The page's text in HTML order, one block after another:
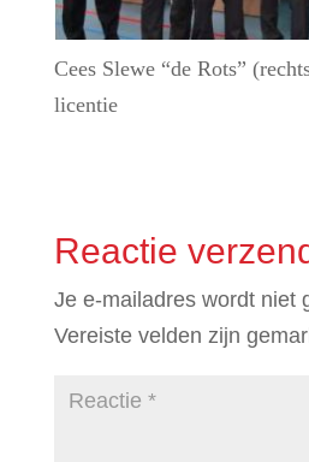
Cees Slewe “de Rots”
licentie
Reactie
Je e-mailadres wordt niet
Vereiste velden zijn